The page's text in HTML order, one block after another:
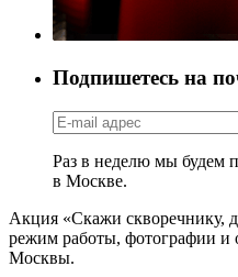
Подпишетесь на
Раз в неделю мы будем
в Москве.
Акция «Скажи скворечнику,
режим работы, фотографии и
Москвы.